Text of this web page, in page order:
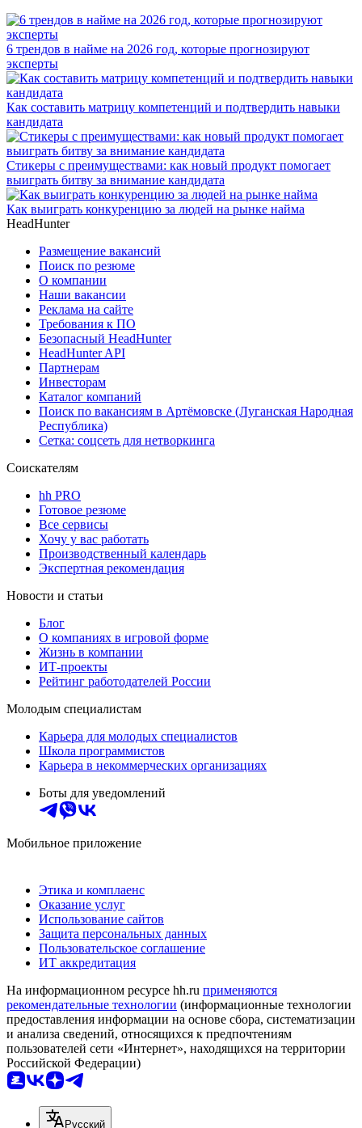
6 трендов в найме на 2026 год, которые прогнозируют
эксперты
Как составить матрицу компетенций и подтвердить навыки
кандидата
Стикеры с преимуществами: как новый продукт помогает
выиграть битву за внимание кандидата
Как выиграть конкуренцию за людей на рынке найма
HeadHunter
Размещение вакансий
Поиск по резюме
О компании
Наши вакансии
Реклама на сайте
Требования к ПО
Безопасный HeadHunter
HeadHunter API
Партнерам
Инвесторам
Каталог компаний
Поиск по вакансиям в Артёмовске (Луганская Народная
Республика)
Сетка: соцсеть для нетворкинга
Соискателям
hh PRO
Готовое резюме
Все сервисы
Хочу у вас работать
Производственный календарь
Экспертная рекомендация
Новости и статьи
Блог
О компаниях в игровой форме
Жизнь в компании
ИТ-проекты
Рейтинг работодателей России
Молодым специалистам
Карьера для молодых специалистов
Школа программистов
Карьера в некоммерческих организациях
Боты для уведомлений
Мобильное приложение
Этика и комплаенс
Оказание услуг
Использование сайтов
Защита персональных данных
Пользовательское соглашение
ИТ аккредитация
На информационном ресурсе hh.ru применяются
рекомендательные технологии (информационные технологии
предоставления информации на основе сбора, систематизации
и анализа сведений, относящихся к предпочтениям
пользователей сети «Интернет», находящихся на территории
Российской Федерации)
Русский